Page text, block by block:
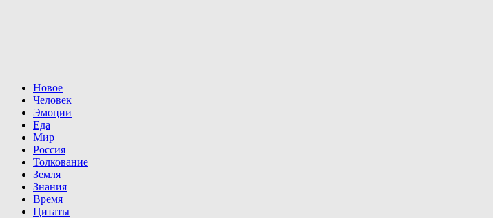
Новое
Человек
Эмоции
Еда
Мир
Россия
Толкование
Земля
Знания
Время
Цитаты